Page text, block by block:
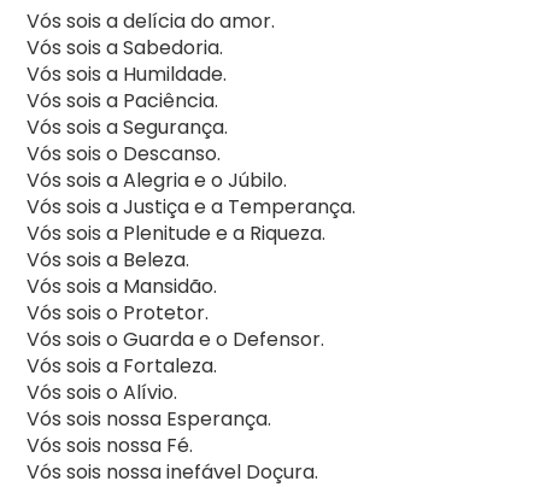
Vós sois a delícia do amor.
Vós sois a Sabedoria.
Vós sois a Humildade.
Vós sois a Paciência.
Vós sois a Segurança.
Vós sois o Descanso.
Vós sois a Alegria e o Júbilo.
Vós sois a Justiça e a Temperança.
Vós sois a Plenitude e a Riqueza.
Vós sois a Beleza.
Vós sois a Mansidão.
Vós sois o Protetor.
Vós sois o Guarda e o Defensor.
Vós sois a Fortaleza.
Vós sois o Alívio.
Vós sois nossa Esperança.
Vós sois nossa Fé.
Vós sois nossa inefável Doçura.